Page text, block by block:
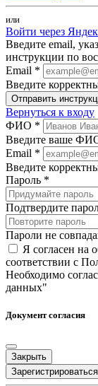
или
Войти через
Введите email,
инструкции по
Email *
Введите
Отправить
Вернуться к входу
ФИО *
Введите ваше
Email *
Введите
Пароль *
Подтвердите
Пароли не
Я согласен на
соответствии с
Необходимо
данных"
Документ согласия
Закрыть
Зарегистрироваться